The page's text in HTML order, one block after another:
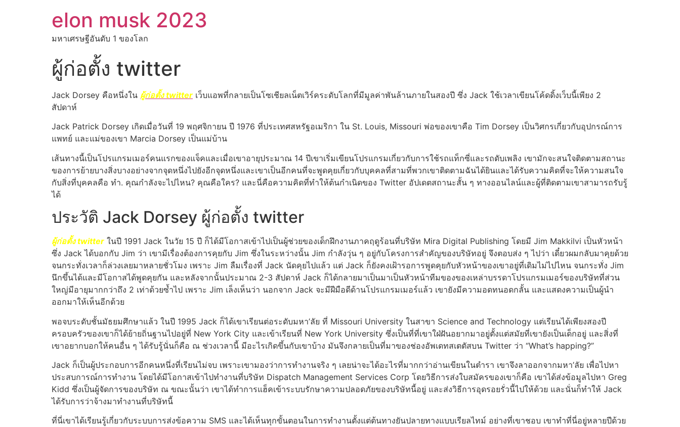
elon musk 2023
มหาเศรษฐีอันดับ 1 ของโลก
ผู้ก่อตั้ง twitter
Jack Dorsey คือหนึ่งใน ผู้ก่อตั้ง twitter เว็บแอพที่กลายเป็นโซเชียลเน็ตเวิร์คระดับโลกที่มีมูลค่าพันล้านภายในสองปี ซึ่ง Jack ใช้เวลาเขียนโค้ดดิ้งเว็บนี้เพียง 2
สัปดาห์
Jack Patrick Dorsey เกิดเมื่อวันที่ 19 พฤศจิกายน ปี 1976 ที่ประเทศสหรัฐอเมริกา ใน St. Louis, Missouri พ่อของเขาคือ Tim Dorsey เป็นวิศกรเกี่ยวกับอุปกรณ์การ
แพทย์ และแม่ของเขา Marcia Dorsey เป็นแม่บ้าน
เส้นทางนี้เป็นโปรแกรมเมอร์คนแรกของแจ็คและเมื่อเขาอายุประมาณ 14 ปีเขาเริ่มเขียนโปรแกรมเกี่ยวกับการใช้รถแท็กซี่และรถดับเพลิง เขามักจะสนใจติดตามสถานะ
ของการย้ายบางสิ่งบางอย่างจากจุดหนึ่งไปยังอีกจุดหนึ่งและเขาเป็นอีกคนที่จะพูดคุยเกี่ยวกับบุคคลที่สามที่พวกเขาติดตามฉันได้ยินและได้รับความคิดที่จะให้ความสนใจ
กับสิ่งที่บุคคลคือ ทำ. คุณกำลังจะไปไหน? คุณคือใคร? และนี่คือความคิดที่ทำให้ต้นกำเนิดของ Twitter อัปเดตสถานะสั้น ๆ ทางออนไลน์และผู้ที่ติดตามเขาสามารถรับรู้
ได้
ประวัติ Jack Dorsey ผู้ก่อตั้ง twitter
ผู้ก่อตั้ง twitter ในปี 1991 Jack ในวัย 15 ปี ก็ได้มีโอกาสเข้าไปเป็นผู้ช่วยของเด็กฝึกงานภาคฤดูร้อนที่บริษัท Mira Digital Publishing โดยมี Jim Makkilvi เป็นหัวหน้า
ซึ่ง Jack ได้บอกกับ Jim ว่า เขามีเรื่องต้องการคุยกับ Jim ซึ่งในระหว่างนั้น Jim กำลังวุ่น ๆ อยู่กับโครงการสำคัญของบริษัทอยู่ จึงตอบส่ง ๆ ไปว่า เดี๋ยวผมกลับมาคุยด้วย
จนกระทั่งเวลาก็ล่วงเลยมาหลายชั่วโมง เพราะ Jim ลืมเรื่องที่ Jack นัดคุยไปแล้ว แต่ Jack ก็ยังคงเฝ้ารอการพูดคุยกับหัวหน้าของเขาอยู่ที่เดิมไม่ไปไหน จนกระทั่ง Jim
นึกขึ้นได้และมีโอกาสได้พูดคุยกัน และหลังจากนั้นประมาณ 2-3 สัปดาห์ Jack ก็ได้กลายมาเป็นมาเป็นหัวหน้าทีมของของเหล่าบรรดาโปรแกรมเมอร์ของบริษัทที่ส่วน
ใหญ่มีอายุมากกว่าถึง 2 เท่าด้วยซ้ำไป เพราะ Jim เล็งเห็นว่า นอกจาก Jack จะมีฝีมือดีด้านโปรแกรมเมอร์แล้ว เขายังมีความอดทนอดกลั้น และแสดงความเป็นผู้นำ
ออกมาให้เห็นอีกด้วย
พอจบระดับชั้นมัธยมศึกษาแล้ว ในปี 1995 Jack ก็ได้เขาเรียนต่อระดับมหา’ลัย ที่ Missouri University ในสาขา Science and Technology แต่เรียนได้เพียงสองปี
ครอบครัวของเขาก็ได้ย้ายถิ่นฐานไปอยู่ที่ New York City และเข้าเรียนที่ New York University ซึ่งเป็นที่ที่เขาใฝ่ฝันอยากมาอยู่ตั้งแต่สมัยที่เขายังเป็นเด็กอยู่ และสิ่งที่
เขาอยากบอกให้คนอื่น ๆ ได้รับรู้นั่นก็คือ ณ ช่วงเวลานี้ มีอะไรเกิดขึ้นกับเขาบ้าง มันจึงกลายเป็นที่มาของช่องอัพเดทสเตตัสบน Twitter ว่า “What’s happing?”
Jack ก็เป็นผู้ประกอบการอีกคนหนึ่งที่เรียนไม่จบ เพราะเขามองว่าการทำงานจริง ๆ เลยน่าจะได้อะไรที่มากกว่าอ่านเขียนในตำรา เขาจึงลาออกจากมหา’ลัย เพื่อไปหา
ประสบการณ์การทำงาน โดยได้มีโอกาสเข้าไปทำงานที่บริษัท Dispatch Management Services Corp โดยวิธีการส่งใบสมัครของเขาก็คือ เขาได้ส่งข้อมูลไปหา Greg
Kidd ซึ่งเป็นผู้จัดการของบริษัท ณ ขณะนั้นว่า เขาได้ทำการแฮ็คเข้าระบบรักษาความปลอดภัยของบริษัทนี้อยู่ และส่งวิธีการอุดรอยรั่วนี้ไปให้ด้วย และนั่นก็ทำให้ Jack
ได้รับการว่าจ้างมาทำงานที่บริษัทนี้
ที่นี่เขาได้เรียนรู้เกี่ยวกับระบบการส่งข้อความ SMS และได้เห็นทุกขั้นตอนในการทำงานตั้งแต่ต้นทางยันปลายทางแบบเรียลไทม์ อย่างที่เขาชอบ เขาทำที่นี่อยู่หลายปีด้วย